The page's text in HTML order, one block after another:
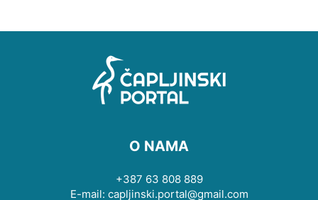
O NAMA
+387 63 808 889
E-mail: capljinski.portal@gmail.com